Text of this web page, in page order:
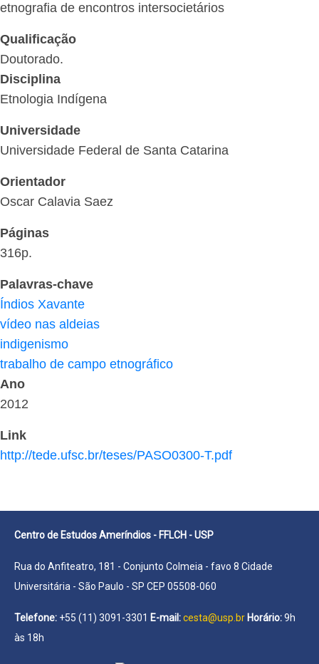
etnografia de encontros intersocietários
Qualificação
Doutorado.
Disciplina
Etnologia Indígena
Universidade
Universidade Federal de Santa Catarina
Orientador
Oscar Calavia Saez
Páginas
316p.
Palavras-chave
Índios Xavante
vídeo nas aldeias
indigenismo
trabalho de campo etnográfico
Ano
2012
Link
http://tede.ufsc.br/teses/PASO0300-T.pdf
Centro de Estudos Ameríndios - FFLCH - USP
Rua do Anfiteatro, 181 - Conjunto Colmeia - favo 8 Cidade
Universitária - São Paulo - SP CEP 05508-060
Telefone: +55 (11) 3091-3301 E-mail:cesta@usp.br Horário:9h
às 18h